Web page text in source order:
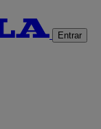
Entrar